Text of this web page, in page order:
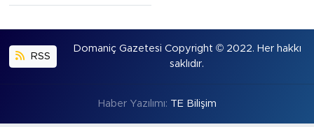
RSS
Domaniç Gazetesi Copyright © 2022. Her hakkı
saklıdır.
Haber Yazılımı: TE Bilişim